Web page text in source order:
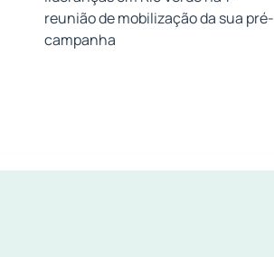
reunião de mobilização da sua pré-
campanha